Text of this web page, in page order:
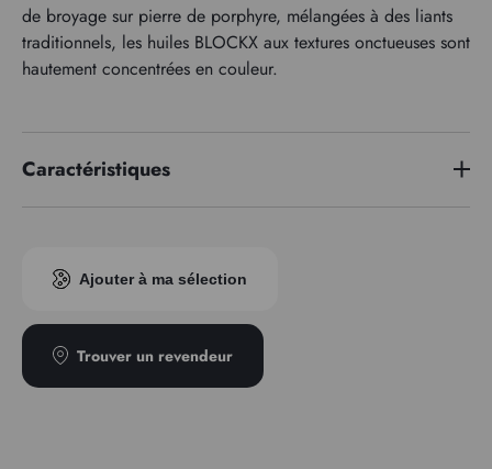
de broyage sur pierre de porphyre, mélangées à des liants
traditionnels, les huiles BLOCKX aux textures onctueuses sont
hautement concentrées en couleur.
Caractéristiques
Indice pigmentaire
Ajouter à ma sélection
Trouver un revendeur